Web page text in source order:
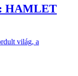
HAMLET
világ, a